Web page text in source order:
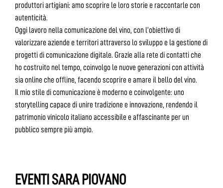
produttori artigiani: amo scoprire le loro storie e raccontarle con
autenticità.
Oggi lavoro nella comunicazione del vino, con l’obiettivo di
valorizzare aziende e territori attraverso lo sviluppo e la gestione di
progetti di comunicazione digitale. Grazie alla rete di contatti che
ho costruito nel tempo, coinvolgo le nuove generazioni con attività
sia online che offline, facendo scoprire e amare il bello del vino.
Il mio stile di comunicazione è moderno e coinvolgente: uno
storytelling capace di unire tradizione e innovazione, rendendo il
patrimonio vinicolo italiano accessibile e affascinante per un
pubblico sempre più ampio.
EVENTI SARA PIOVANO